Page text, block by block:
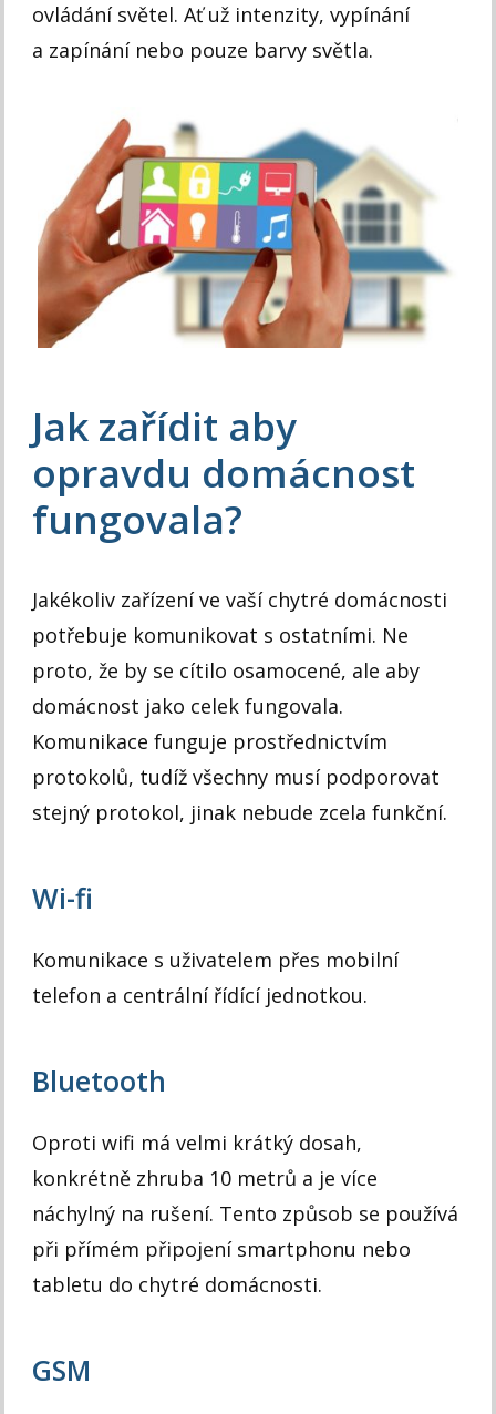
ovládání světel. Ať už intenzity, vypínání
a zapínání nebo pouze barvy světla.
Jak zařídit aby
opravdu domácnost
fungovala?
Jakékoliv zařízení ve vaší chytré domácnosti
potřebuje komunikovat s ostatními. Ne
proto, že by se cítilo osamocené, ale aby
domácnost jako celek fungovala.
Komunikace funguje prostřednictvím
protokolů, tudíž všechny musí podporovat
stejný protokol, jinak nebude zcela funkční.
Wi-fi
Komunikace s uživatelem přes mobilní
telefon a centrální řídící jednotkou.
Bluetooth
Oproti wifi má velmi krátký dosah,
konkrétně zhruba 10 metrů a je více
náchylný na rušení. Tento způsob se používá
při přímém připojení smartphonu nebo
tabletu do chytré domácnosti.
GSM